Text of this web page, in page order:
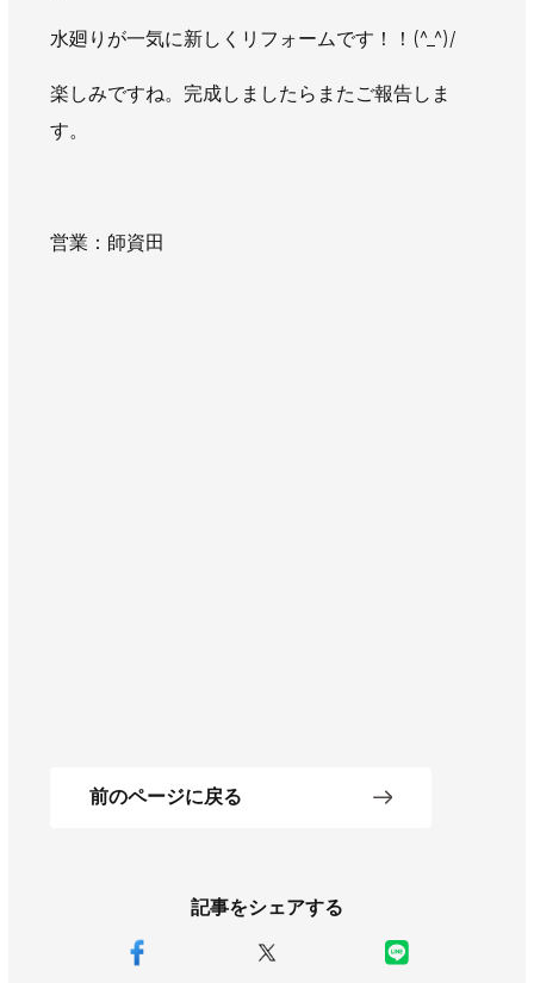
記事をシェアする
水廻りが一気に新しくリフォームです！！(^_^)/
楽しみですね。完成しましたらまたご報告しま
す。
営業：師資田
前のページに戻る